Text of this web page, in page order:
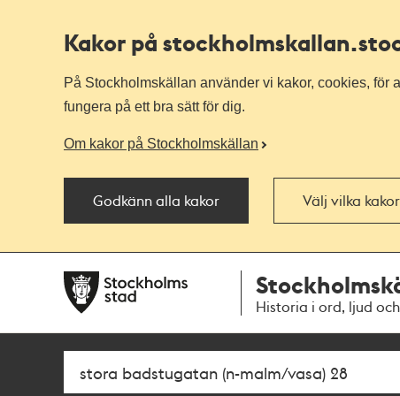
Kakor på stockholmskallan
På Stockholmskällan använder vi kakor, cookies, för
fungera på ett bra sätt för dig.
Om kakor på Stockholmskällan
Godkänn alla kakor Välj vilka
navigationen
huvudinnehållet
Historia i ord, ljud
Sök